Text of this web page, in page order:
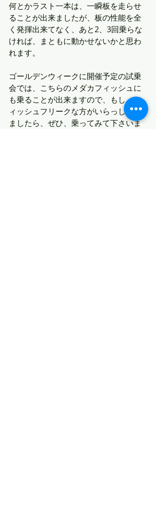
何とかラスト一本は、一瞬板を走らせ
ることが出来ましたが、板の性能を全
く発揮出来てなく、あと2、3回乗らな
ければ、まともに動かせないかと思わ
れます。
ゴールデンウィークに開催予定の試乗
会では、こちらのメダカフィッシュに
も乗ることが出来ますので、もし、フ
ィッシュフリークな方がいらっしゃい
ましたら、ぜひ、乗ってみて下さいま